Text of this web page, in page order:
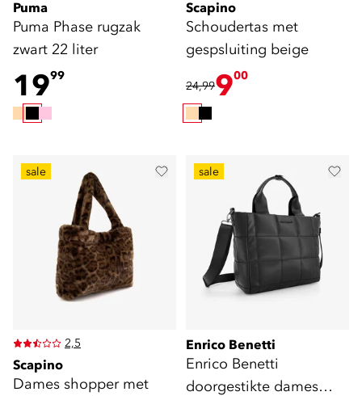
Puma
Puma Phase rugzak
zwart 22 liter
1999
Scapino
Schoudertas met
gespsluiting beige
24,99900
sale
2,5
Scapino
Dames shopper met
sale
Enrico Benetti
Enrico Benetti
doorgestikte dames